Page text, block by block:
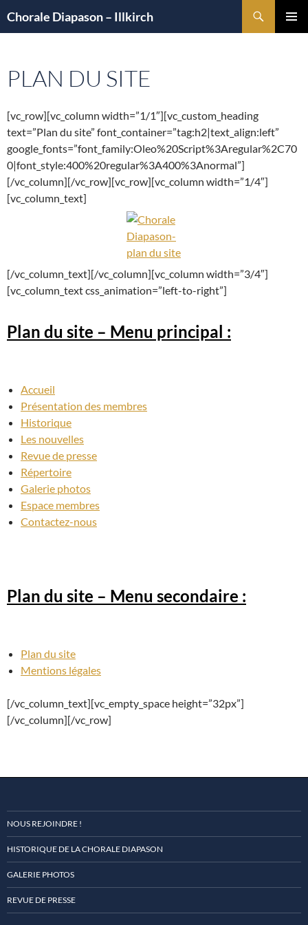
auChorale Diapason – Illkirch
PLAN DU SITE
[vc_row][vc_column width=”1/1″][vc_custom_heading
text=”Plan du site” font_container=”tag:h2|text_align:left”
google_fonts=”font_family:Oleo%20Script%3Aregular%2C70
0|font_style:400%20regular%3A400%3Anormal”]
[/vc_column][/vc_row][vc_row][vc_column width=”1/4″]
[vc_column_text]
[/vc_column_text][/vc_column][vc_column width=”3/4″]
[vc_column_text css_animation=”left-to-right”]
Plan du site – Menu principal :
Accueil
Présentation des membres
Historique
Les nouvelles
Revue de presse
Répertoire
Galerie photos
Espace membres
Contactez-nous
Plan du site – Menu secondaire :
Plan du site
Mentions légales
[/vc_column_text][vc_empty_space height=”32px”]
[/vc_column][/vc_row]
NOUS REJOINDRE !
HISTORIQUE DE LA CHORALE DIAPASON
GALERIE PHOTOS
REVUE DE PRESSE